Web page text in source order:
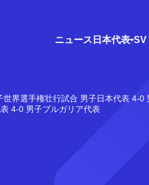
ニュース 日本代表 SV
世界選手権壮行試合 男子日本代表 4-0
4-0 男子ブルガリア代表